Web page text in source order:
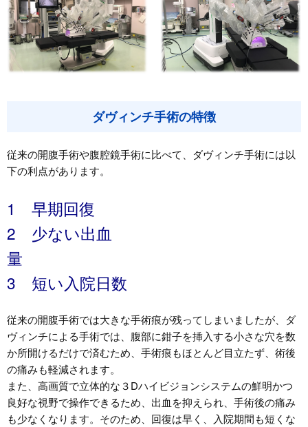
ダヴィンチ手術の特徴
従来の開腹手術や腹腔鏡手術に比べて、ダヴィンチ手術には以
下の利点があります。
1 早期回復
2 少ない出血
3 短い入院日数
従来の開腹手術では大きな手術痕が残ってしまいましたが、ダ
ヴィンチによる手術では、腹部に鉗子を挿入する小さな穴を数
か所開けるだけで済むため、手術痕もほとんど目立たず、術後
の痛みも軽減されます。
また、高画質で立体的な３Dハイビジョンシステムの鮮明かつ
良好な視野で操作できるため、出血を抑えられ、手術後の痛み
も少なくなります。そのため、回復は早く、入院期間も短くな